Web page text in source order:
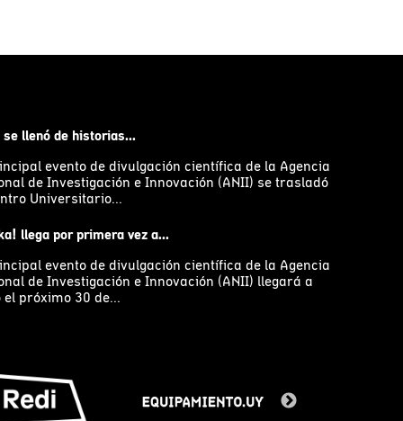
se llenó de historias...
evento de divulgación científica de la Agencia
de Investigación e Innovación (ANII) se trasladó
Universitario...
llega por primera vez a...
evento de divulgación científica de la Agencia
de Investigación e Innovación (ANII) llegará a
el próximo 30 de...